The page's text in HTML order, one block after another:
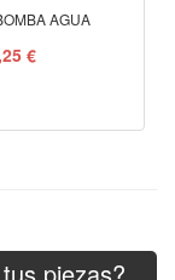
AGUA
€